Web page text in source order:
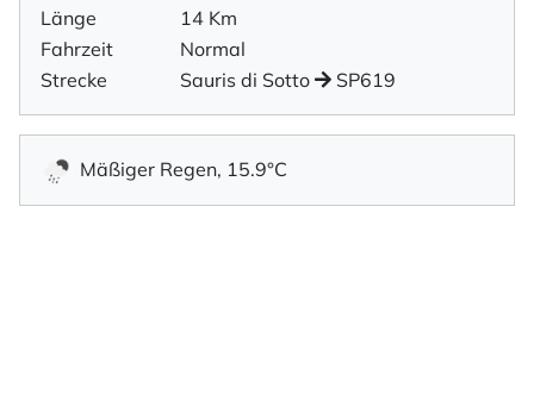
Länge
14 Km
Fahrzeit
Normal
Strecke
Sauris di Sotto SP619
Mäßiger Regen, 15.9°C